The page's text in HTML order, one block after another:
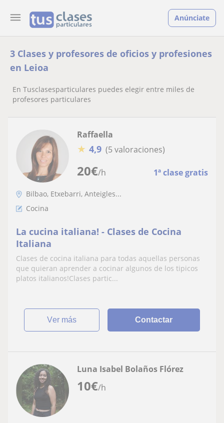
Anúnciate
3 Clases y profesores de oficios y profesiones
en Leioa
En Tusclasesparticulares puedes elegir entre miles de
profesores particulares
20€/h 1ª clase gratis
Raffaella
★ 4,9 (5 valoraciones)
Bilbao, Etxebarri, Anteigles...
Cocina
La cucina italiana! - Clases de Cocina
Italiana
Clases de cocina italiana para todas aquellas personas
que quieran aprender a cocinar algunos de los tipicos
platos italianos!Clases partic...
ver más Contactar
10€/h
Luna Isabel Bolaños Flórez